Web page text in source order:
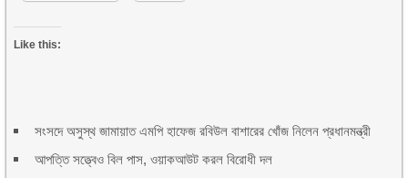
Like this:
সংসদে অসুস্থ জামায়াত এমপি হাফেজ রবিউল বাশারের খোঁজ নিলেন প্রধানমন্ত্রী
আপত্তি সত্ত্বেও বিল পাস, ওয়াকআউট করল বিরোধী দল